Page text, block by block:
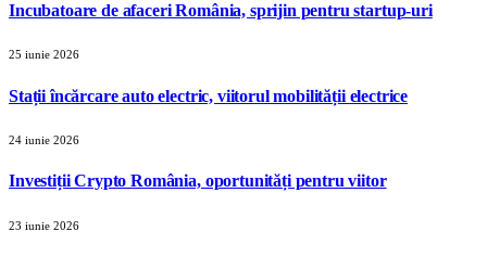
Incubatoare de afaceri România, sprijin pentru startup-uri
25 iunie 2026
Stații încărcare auto electric, viitorul mobilității electrice
24 iunie 2026
Investiții Crypto România, oportunități pentru viitor
23 iunie 2026